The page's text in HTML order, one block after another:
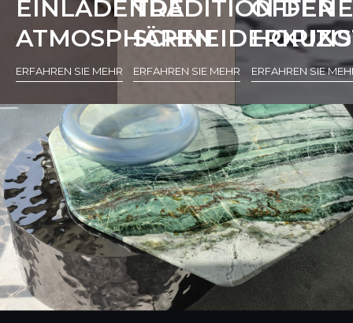
EINLADENDE
ATMOSPHÄREN
ERFAHREN SIE MEHR
TRADITION DER
ERFAHREN SIE MEHR
OFFENE
ERFAHREN SIE